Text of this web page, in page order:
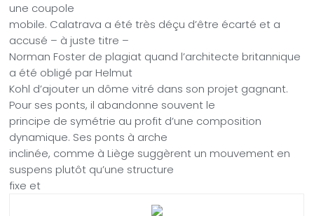
une coupole
mobile. Calatrava a été très déçu d’être écarté et a
accusé – à juste titre –
Norman Foster de plagiat quand l’architecte britannique
a été obligé par Helmut
Kohl d’ajouter un dôme vitré dans son projet gagnant.
Pour ses ponts, il abandonne souvent le
principe de symétrie au profit d’une composition
dynamique. Ses ponts à arche
inclinée, comme à Liège suggèrent un mouvement en
suspens plutôt qu’une structure
fixe et